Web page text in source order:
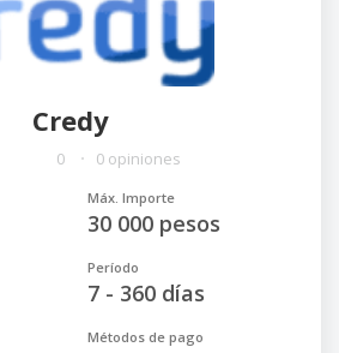
Credy
0 0 opiniones
Máx. Importe
30 000 pesos
Período
7 - 360 días
Métodos de pago